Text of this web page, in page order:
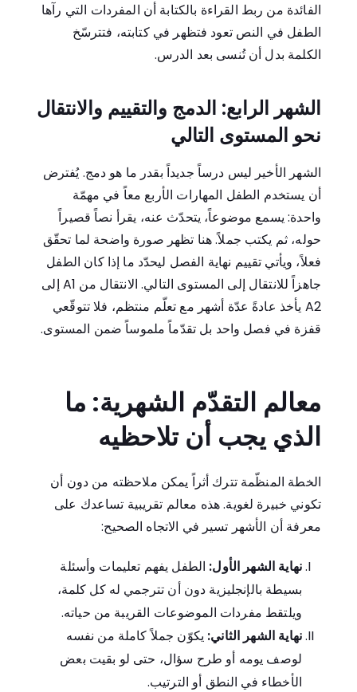
الفائدة من ربط القراءة بالكتابة أن المفردات التي رآها
الطفل في النص تعود فتظهر في كتابته، فتترسّخ
الكلمة بدل أن تُنسى بعد الدرس.
الشهر الرابع: الدمج والتقييم والانتقال
نحو المستوى التالي
الشهر الأخير ليس درساً جديداً بقدر ما هو دمج. يُفترض
أن يستخدم الطفل المهارات الأربع معاً في مهمّة
واحدة: يسمع موضوعاً، يتحدّث عنه، يقرأ نصاً قصيراً
حوله، ثم يكتب جملاً. هنا تظهر صورة واضحة لما تحقّق
فعلاً، ويأتي تقييم نهاية الفصل ليحدّد ما إذا كان الطفل
جاهزاً للانتقال إلى المستوى التالي. الانتقال من A1 إلى
A2 يأخذ عادةً عدّة أشهر مع تعلّم منتظم، فلا تتوقّعي
قفزة في فصل واحد بل تقدّماً ملموساً ضمن المستوى.
معالم التقدّم الشهرية: ما
الذي يجب أن تلاحظيه
الخطة المنظّمة تترك أثراً يمكن ملاحظته من دون أن
تكوني خبيرة لغوية. هذه معالم تقريبية تساعدك على
معرفة أن الأشهر تسير في الاتجاه الصحيح:
نهاية الشهر الأول: الطفل يفهم تعليمات وأسئلة
بسيطة بالإنجليزية دون أن تترجمي له كل كلمة،
ويلتقط مفردات الموضوعات القريبة من حياته.
نهاية الشهر الثاني: يكوّن جملاً كاملة من نفسه
لوصف يومه أو طرح سؤال، حتى لو بقيت بعض
الأخطاء في النطق أو الترتيب.